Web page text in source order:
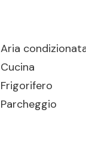
Aria
Cucina
Frigorifero
Parcheggio